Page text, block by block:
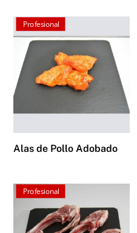
Profesional
Alas de Pollo Adobado
Profesional